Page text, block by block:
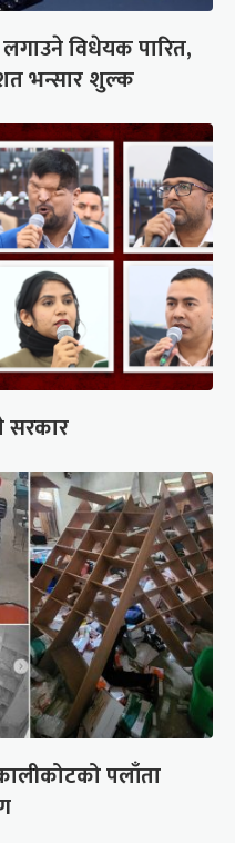
विधेयक पारित,
भन्सार शुल्क
सरकार
पलाँता